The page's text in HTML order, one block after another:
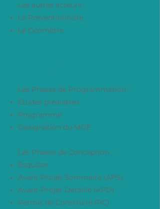
Les autres acteurs :
Le Préventionniste
Le Géomètre
Les Phases de Programmation :
Etudes préalables
Programme
Désignation du MOE
Les Phases de Conception :
Esquisse
Avant-Projet Sommaire (APS)
Avant-Projet Détaillé (APD)
Permis de Construire (PC)